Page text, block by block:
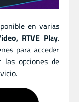
en varias
RTVE Play.
para acceder
las opciones de